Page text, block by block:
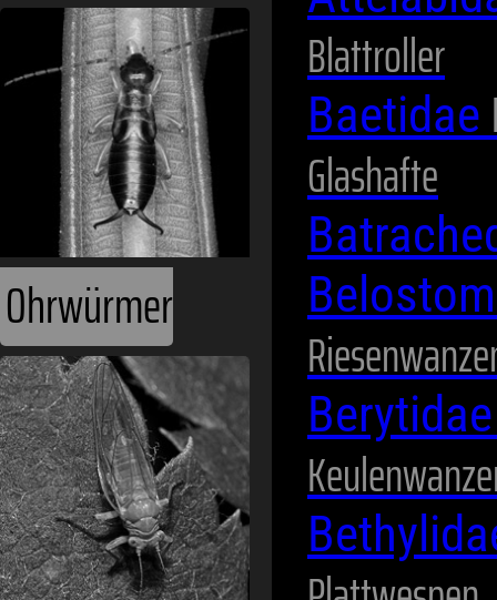
Ohrwürmer
Pflanzenläuse
Blattroller
Baetidae
Glashafte